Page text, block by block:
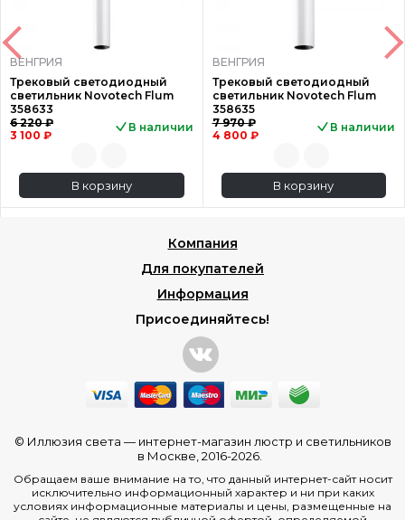
ВЕНГРИЯ
Трековый светодиодный
светильник Novotech Flum
358633
6 220 ₽
3 100 ₽
В наличии
В корзину
ВЕНГРИЯ
Трековый светодиодный
светильник Novotech Flum
358635
7 970 ₽
4 800 ₽
В наличии
В корзину
Компания
Для покупателей
Информация
Присоединяйтесь!
© Иллюзия света — интернет-магазин люстр и светильников
в Москве , 2016-2026.
Обращаем ваше внимание на то, что данный интернет-сайт носит
исключительно информационный характер и ни при каких
условиях информационные материалы и цены, размещенные на